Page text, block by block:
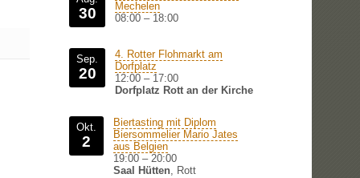
30
Mechelen
08:00 – 18:00
Sep.
20
4. Rotter Flohmarkt am
Dorfplatz
12:00 – 17:00
Dorfplatz Rott an der Kirche
Okt.
2
Biertasting mit Diplom
Biersommelier Mario Jates
aus Belgien
19:00 – 20:00
Saal Hütten, Rott